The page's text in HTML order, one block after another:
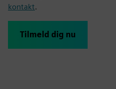
kontakt.
Tilmeld dig nu